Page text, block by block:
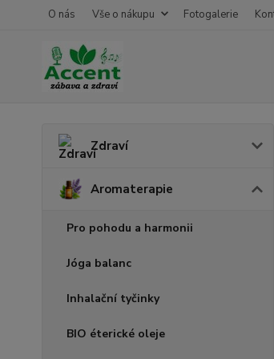
O nás Vše o nákupu Fotogalerie
Zdraví
Aromaterapie
Pro pohodu a harmonii
Jóga balanc
Inhalační tyčinky
BIO éterické oleje